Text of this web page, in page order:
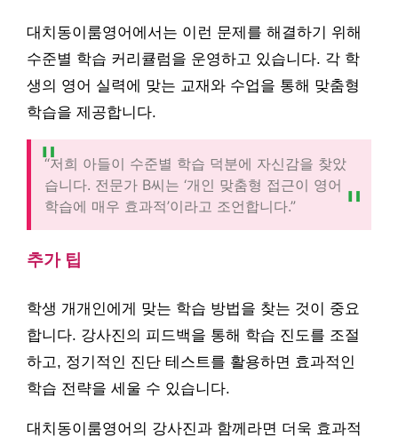
대치동이룸영어에서는 이런 문제를 해결하기 위해
수준별 학습 커리큘럼을 운영하고 있습니다. 각 학
생의 영어 실력에 맞는 교재와 수업을 통해 맞춤형
학습을 제공합니다.
“저희 아들이 수준별 학습 덕분에 자신감을 찾았
습니다. 전문가 B씨는 ‘개인 맞춤형 접근이 영어
학습에 매우 효과적’이라고 조언합니다.”
추가 팁
학생 개개인에게 맞는 학습 방법을 찾는 것이 중요
합니다. 강사진의 피드백을 통해 학습 진도를 조절
하고, 정기적인 진단 테스트를 활용하면 효과적인
학습 전략을 세울 수 있습니다.
대치동이룸영어의 강사진과 함께라면 더욱 효과적